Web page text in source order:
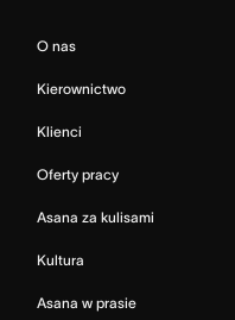
O nas
Kierownictwo
Klienci
Oferty pracy
Asana za kulisami
Kultura
Asana w prasie